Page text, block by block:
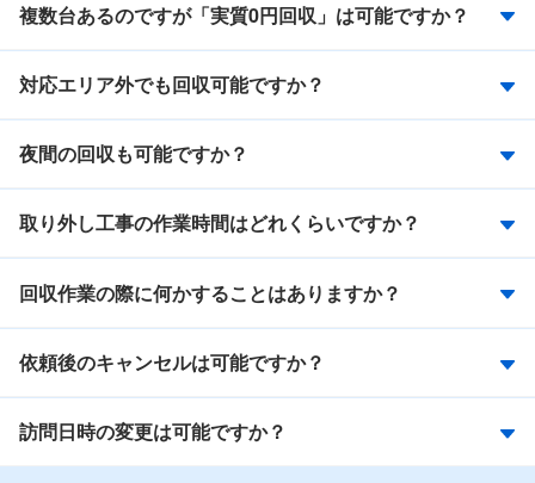
複数台あるのですが「実質0円回収」は可能ですか？
対応エリア外でも回収可能ですか？
夜間の回収も可能ですか？
取り外し工事の作業時間はどれくらいですか？
回収作業の際に何かすることはありますか？
依頼後のキャンセルは可能ですか？
訪問日時の変更は可能ですか？